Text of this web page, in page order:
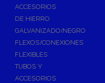
ACCESORIOS
DE HIERRO
GALVANIZADO/NEGRO
FLEXOS/CONEXIONES
FLEXIBLES
TUBOS Y
ACCESORIOS